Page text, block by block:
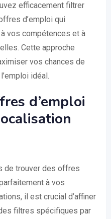
efficacement filtrer
d’emploi qui
vos compétences et à
Cette approche
vos chances de
idéal.
d’emploi
de trouver des offres
à vos
il est crucial d’affiner
filtres spécifiques par